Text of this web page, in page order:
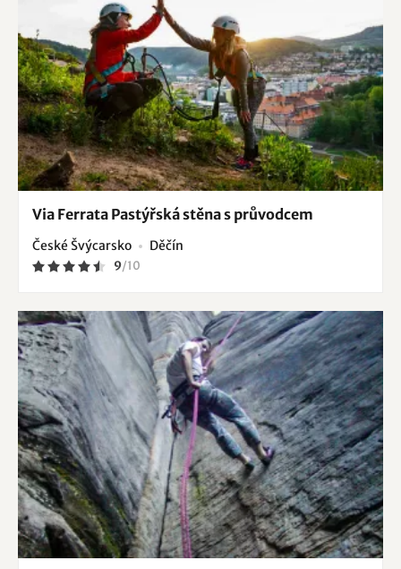
Via Ferrata Pastýřská stěna s průvodcem
České Švýcarsko Děčín
9/10